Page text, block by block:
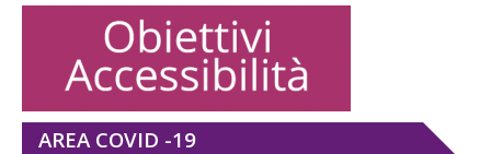
AREA COVID -19